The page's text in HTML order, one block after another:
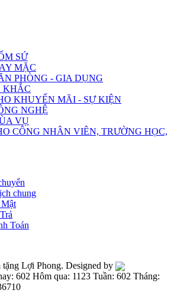
SỨ
MẶC
PHÒNG - GIA DỤNG
KHẮC
KHUYẾN MÃI - SỰ KIỆN
NGHỆ
VỤ
CÔNG NHÂN VIÊN, TRƯỜNG HỌC,
chung
Toán
Lợi Phong. Designed by
602 Hôm qua: 1123 Tuần: 602 Tháng: